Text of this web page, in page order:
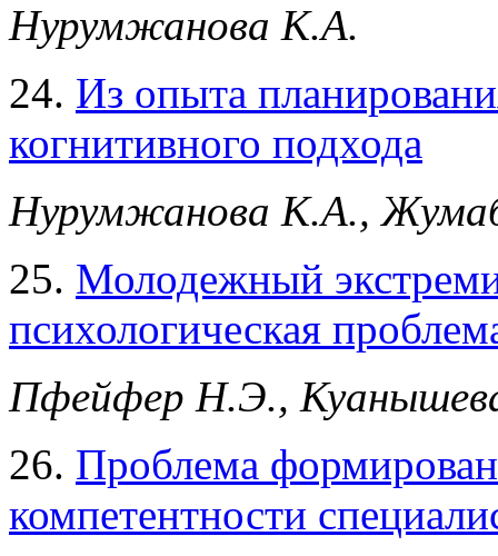
Нурумжанова К.А.
24. Из опыта
когнитивного подхода
Нурумжанова К.А.,
25. Молодежный
психологическая
Пфейфер Н.Э.,
26. Проблема
компетентности